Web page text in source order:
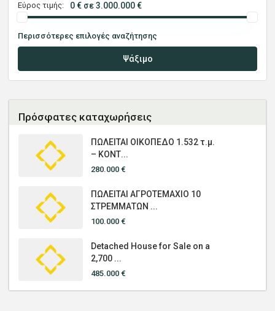
Εύρος τιμής: 0 € σε 3.000.000 €
Περισσότερες επιλογές αναζήτησης
Ψάξιμο
Πρόσφατες καταχωρήσεις
ΠΩΛΕΙΤΑΙ ΟΙΚΟΠΕΔΟ 1.532 τ.μ.
– ΚΟΝΤ...
280.000 €
ΠΩΛΕΙΤΑΙ ΑΓΡΟΤΕΜΑΧΙΟ 10
ΣΤΡΕΜΜΑΤΩΝ ...
100.000 €
Detached House for Sale on a
2,700 ...
485.000 €